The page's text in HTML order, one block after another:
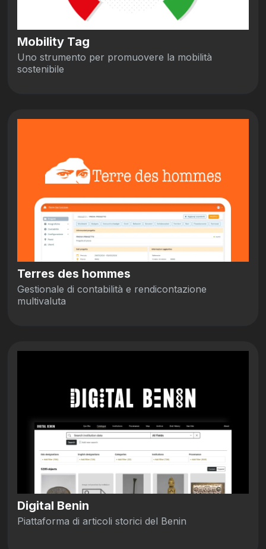
Mobility Tag
Uno strumento per promuovere la mobilità
sostenibile
Terres des hommes
Gestionale di contabilità e rendicontazione
multivaluta
Digital Benin
Piattaforma di articoli storici del Benin